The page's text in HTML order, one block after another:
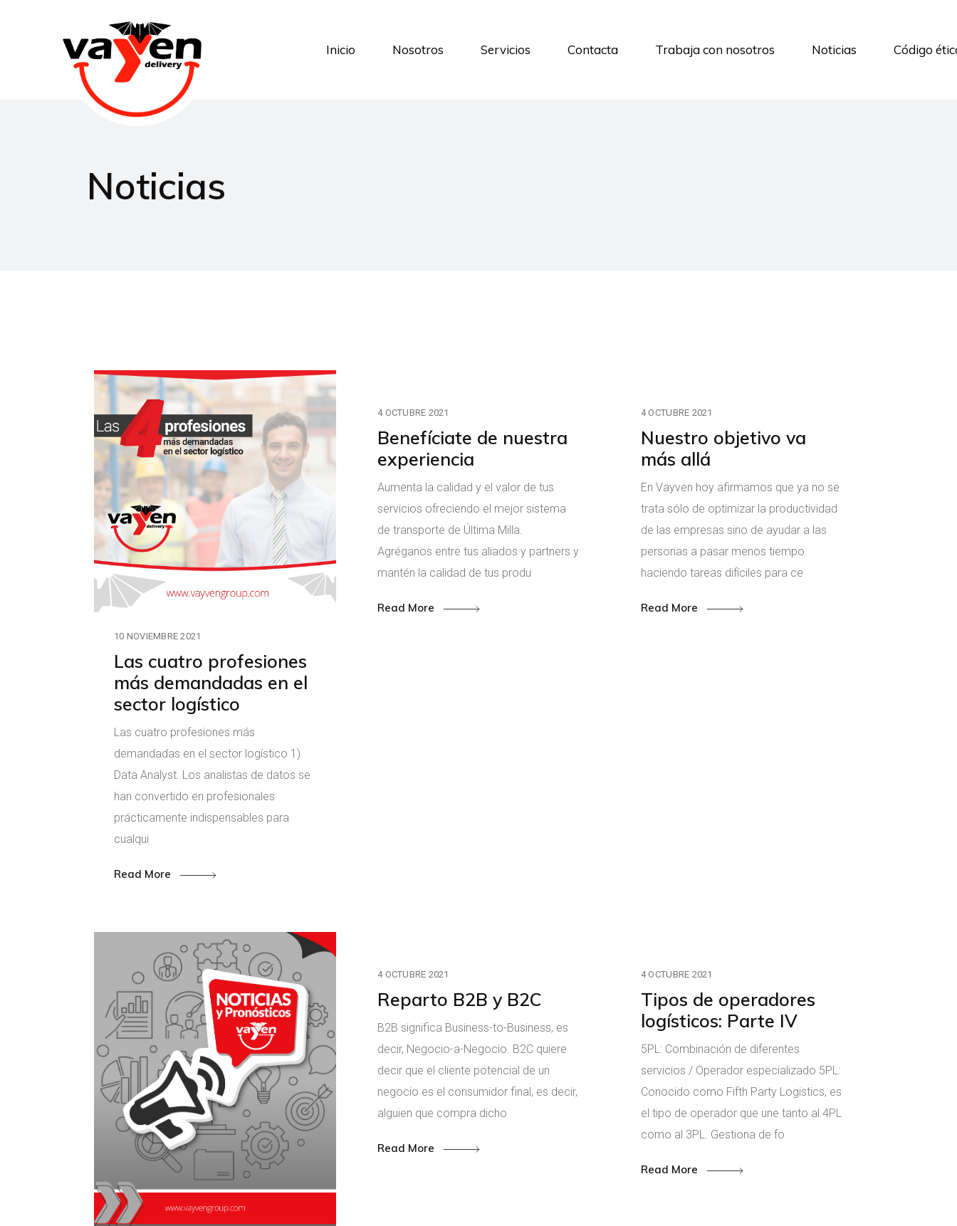
Inicio Nosotros Servicios Contacta Trabaja con nosotros Noticias Código
Noticias
10 NOVIEMBRE 2021
Las cuatro profesiones
más demandadas en el
sector logístico
Las cuatro profesiones más
demandadas en el sector logístico 1)
Data Analyst. Los analistas de datos se
han convertido en profesionales
prácticamente indispensables para
cualqui
Read More
4 OCTUBRE 2021
Benefíciate de nuestra
experiencia
Aumenta la calidad y el valor de tus
servicios ofreciendo el mejor sistema
de transporte de Última Milla.
Agréganos entre tus aliados y partners y
mantén la calidad de tus produ
Read More
4 OCTUBRE 2021
Nuestro objetivo va
más allá
En Vayven hoy afirmamos que ya no se
trata sólo de optimizar la productividad
de las empresas sino de ayudar a las
personas a pasar menos tiempo
haciendo tareas difíciles para ce
Read More
4 OCTUBRE 2021
Reparto B2B y B2C
B2B significa Business-to-Business, es
decir, Negocio-a-Negocio. B2C quiere
decir que el cliente potencial de un
negocio es el consumidor final, es decir,
alguien que compra dicho
Read More
4 OCTUBRE 2021
Tipos de operadores
logísticos: Parte IV
5PL: Combinación de diferentes
servicios / Operador especializado 5PL:
Conocido como Fifth Party Logistics, es
el tipo de operador que une tanto al 4PL
como al 3PL. Gestiona de fo
Read More